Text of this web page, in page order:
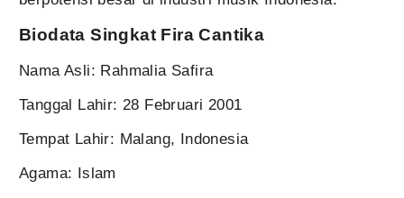
Biodata Singkat Fira Cantika
Nama Asli: Rahmalia Safira
Tanggal Lahir: 28 Februari 2001
Tempat Lahir: Malang, Indonesia
Agama: Islam